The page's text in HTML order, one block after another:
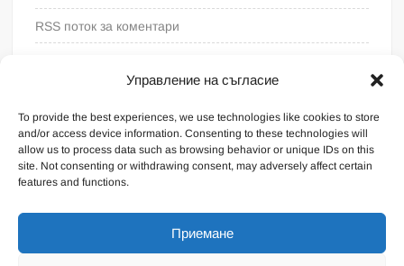
Управление на съгласие
To provide the best experiences, we use technologies like cookies to store
and/or access device information. Consenting to these technologies will
allow us to process data such as browsing behavior or unique IDs on this
site. Not consenting or withdrawing consent, may adversely affect certain
features and functions.
Приемане
RSS поток за коментари